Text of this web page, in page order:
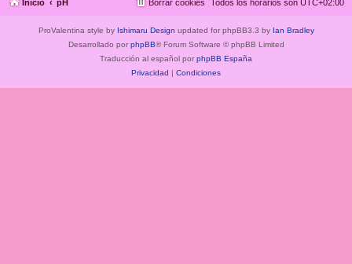
Inicio pH Todos los horarios son UTC+02:00
Borrar cookies
ProValentina style by Ishimaru Design updated for phpBB3.3 by Ian Bradley
Desarrollado por phpBB® Forum Software © phpBB Limited
Traducción al español por phpBB España
Privacidad | Condiciones